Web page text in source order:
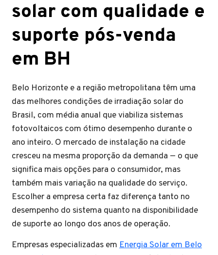
solar com qualidade e
suporte pós-venda
em BH
Belo Horizonte e a região metropolitana têm uma
das melhores condições de irradiação solar do
Brasil, com média anual que viabiliza sistemas
fotovoltaicos com ótimo desempenho durante o
ano inteiro. O mercado de instalação na cidade
cresceu na mesma proporção da demanda — o que
significa mais opções para o consumidor, mas
também mais variação na qualidade do serviço.
Escolher a empresa certa faz diferença tanto no
desempenho do sistema quanto na disponibilidade
de suporte ao longo dos anos de operação.
Empresas especializadas em Energia Solar em Belo